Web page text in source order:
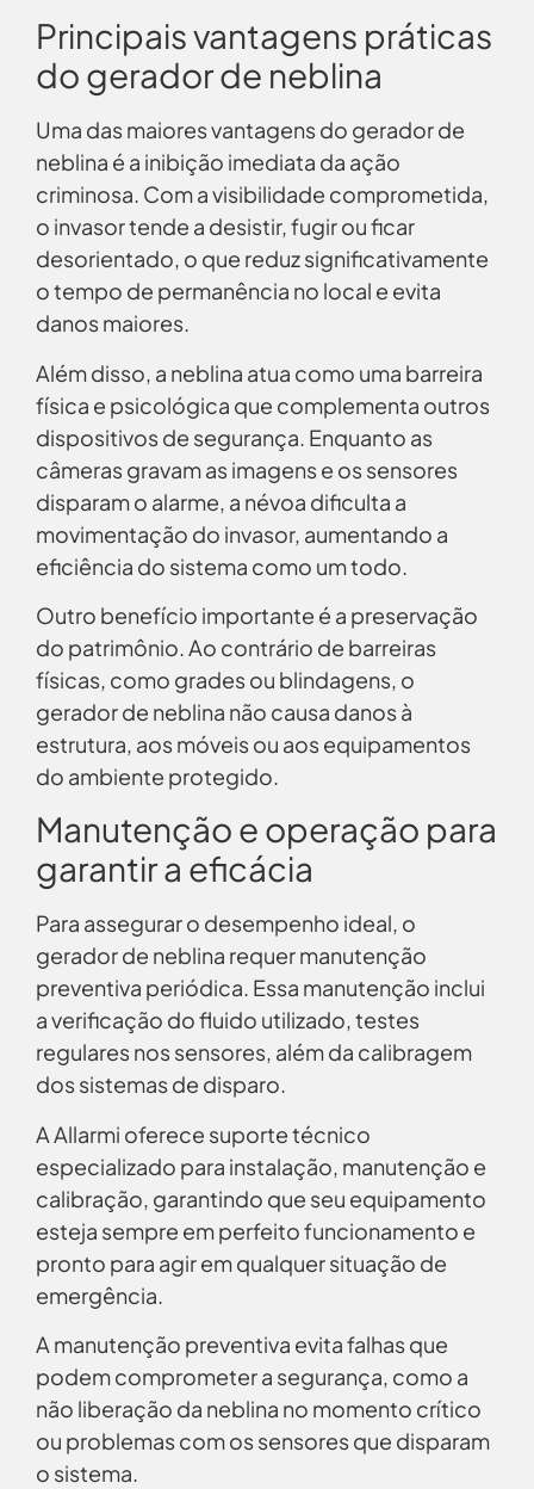
Principais vantagens práticas
do gerador de neblina
Uma das maiores vantagens do gerador de
neblina é a inibição imediata da ação
criminosa. Com a visibilidade comprometida,
o invasor tende a desistir, fugir ou ficar
desorientado, o que reduz significativamente
o tempo de permanência no local e evita
danos maiores.
Além disso, a neblina atua como uma barreira
física e psicológica que complementa outros
dispositivos de segurança. Enquanto as
câmeras gravam as imagens e os sensores
disparam o alarme, a névoa dificulta a
movimentação do invasor, aumentando a
eficiência do sistema como um todo.
Outro benefício importante é a preservação
do patrimônio. Ao contrário de barreiras
físicas, como grades ou blindagens, o
gerador de neblina não causa danos à
estrutura, aos móveis ou aos equipamentos
do ambiente protegido.
Manutenção e operação para
garantir a eficácia
Para assegurar o desempenho ideal, o
gerador de neblina requer manutenção
preventiva periódica. Essa manutenção inclui
a verificação do fluido utilizado, testes
regulares nos sensores, além da calibragem
dos sistemas de disparo.
A Allarmi oferece suporte técnico
especializado para instalação, manutenção e
calibração, garantindo que seu equipamento
esteja sempre em perfeito funcionamento e
pronto para agir em qualquer situação de
emergência.
A manutenção preventiva evita falhas que
podem comprometer a segurança, como a
não liberação da neblina no momento crítico
ou problemas com os sensores que disparam
o sistema.